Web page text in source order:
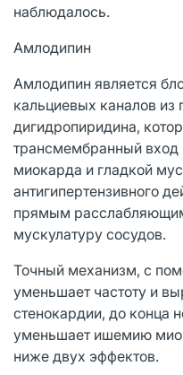
наблюдалось.
Амлодипин
Амлодипин является
кальциевых каналов
дигидропиридина,
трансмембранный вход
миокарда и гладкой
антигипертензивного
прямым
мускулатуру сосудов.
Точный механизм, с
уменьшает частоту и
стенокардии, до конца
уменьшает ишемию
ниже двух эффектов.